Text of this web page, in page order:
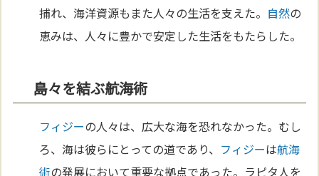
捕れ、海洋資源もまた人々の生活を支えた。 自然の
恵みは、人々に豊かで安定した生活をもたらした。
島々を結ぶ航海術
フィジーの人々は、広大な海を恐れなかった。むし
ろ、海は彼らにとっての道であり、 フィジーは航海
術の発展において重要な拠点であった。ラピタ人を